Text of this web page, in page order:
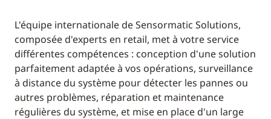
L'équipe internationale de Sensormatic Solutions,
composée d'experts en retail, met à votre service
différentes compétences : conception d'une solution
parfaitement adaptée à vos opérations, surveillance
à distance du système pour détecter les pannes ou
autres problèmes, réparation et maintenance
régulières du système, et mise en place d'un large